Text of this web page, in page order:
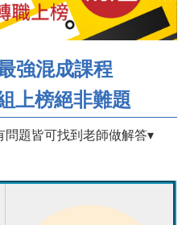
強混成課程
上榜絕非難題
問題皆可找到老師做解答▾